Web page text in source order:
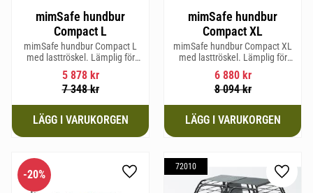
mimSafe hundbur
Compact L
mimSafe hundbur Compact L
med lasttröskel. Lämplig för
hundraser upp till 58 cm i
mankhöjd.
5 878kr
7 348kr
mimSafe hundbur
Compact XL
mimSafe hundbur Compact XL
med lasttröskel. Lämplig för
hundraser upp till 58 cm i
mankhöjd.
6 880kr
8 094kr
20% Lägg till i favoriter
72010
Lägg